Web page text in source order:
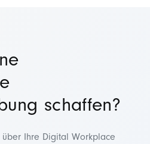
schaffen?
über Ihre Digital Workplace